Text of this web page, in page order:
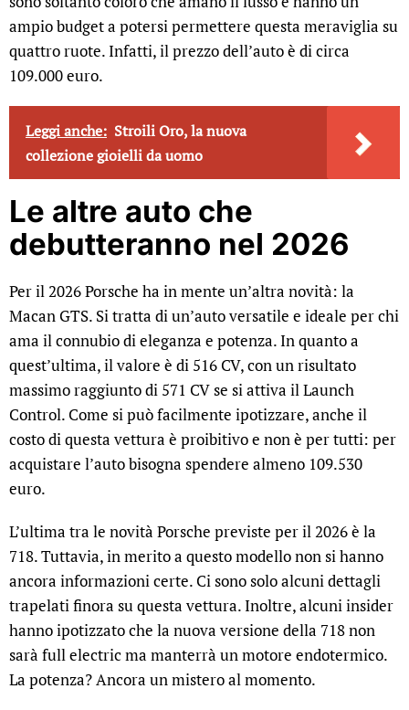
ampio budget a potersi permettere questa meraviglia su
quattro ruote. Infatti, il prezzo dell’auto è di circa
109.000 euro.
Leggi anche: Stroili Oro, la nuova
collezione gioielli da uomo
Le altre auto che
debutteranno nel 2026
Per il 2026 Porsche ha in mente un’altra novità: la
Macan GTS. Si tratta di un’auto versatile e ideale per chi
ama il connubio di eleganza e potenza. In quanto a
quest’ultima, il valore è di 516 CV, con un risultato
massimo raggiunto di 571 CV se si attiva il Launch
Control. Come si può facilmente ipotizzare, anche il
costo di questa vettura è proibitivo e non è per tutti: per
acquistare l’auto bisogna spendere almeno 109.530
euro.
L’ultima tra le novità Porsche previste per il 2026 è la
718. Tuttavia, in merito a questo modello non si hanno
ancora informazioni certe. Ci sono solo alcuni dettagli
trapelati finora su questa vettura. Inoltre, alcuni insider
hanno ipotizzato che la nuova versione della 718 non
sarà full electric ma manterrà un motore endotermico.
La potenza? Ancora un mistero al momento.